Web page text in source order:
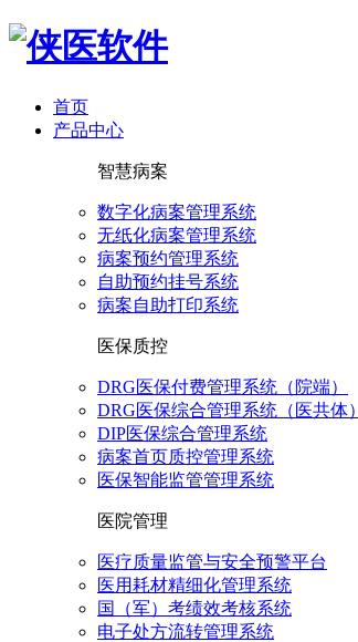
首页
产品中心
智慧病案
数字化病案管理系统
无纸化病案管理系统
病案预约管理系统
自助预约挂号系统
病案自助打印系统
医保质控
DRG医保付费管理系统（院端）
DRG医保综合管理系统（医共体）
DIP医保综合管理系统
病案首页质控管理系统
医保智能监管管理系统
医院管理
医疗质量监管与安全预警平台
医用耗材精细化管理系统
国（军）考绩效考核系统
电子处方流转管理系统